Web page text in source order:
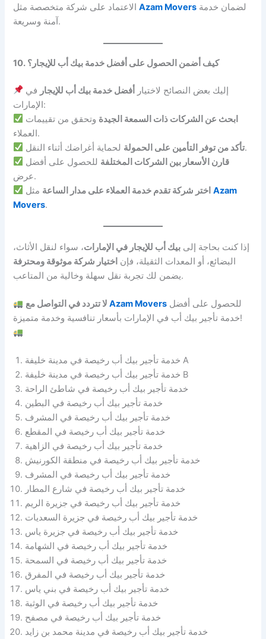
الاعتماد على شركة متخصصة مثلAzam Movers
آمنة وسريعة.
10. كيف أضمن الحصول على أفضل خدمة بيك أب للإيجار؟
إليك بعض النصائح لاختيار أفضل خدمة بيك أب للإيجار في
الإمارات:
ابحث عن الشركات ذات السمعة الجيدة وتحقق من تقييمات
العملاء.
تأكد من توفر التأمين على الحمولةلحماية أغراضك أثناء النقل.
قارن الأسعار بين الشركات المختلفة للحصول على أفضل
عرض.
اختر شركة تقدم خدمة العملاء على مدار الساعة مثلAzam
Movers.
إذا كنت بحاجة إلى بيك أب للإيجار في الإمارات، سواء لنقل الأثاث،
البضائع، أو المعدات الثقيلة، فإن اختيار شركة موثوقة ومحترفة
يضمن لك تجربة نقل سهلة وخالية من المتاعب.
لا تتردد في التواصل معAzam Movers
خدمة تأجير بيك أب في الإمارات بأسعار تنافسية وخدمة متميزة!
خدمة تأجير بيك أب رخيصة في مدينة خليفة A
خدمة تأجير بيك أب رخيصة في مدينة خليفة B
خدمة تأجير بيك أب رخيصة في شاطئ الراحة
خدمة تأجير بيك أب رخيصة في البطين
خدمة تأجير بيك أب رخيصة في المشرف
خدمة تأجير بيك أب رخيصة في المقطع
خدمة تأجير بيك أب رخيصة في الزاهية
خدمة تأجير بيك أب رخيصة في منطقة الكورنيش
خدمة تأجير بيك أب رخيصة في المشرف
خدمة تأجير بيك أب رخيصة في شارع المطار
خدمة تأجير بيك أب رخيصة في جزيرة الريم
خدمة تأجير بيك أب رخيصة في جزيرة السعديات
خدمة تأجير بيك أب رخيصة في جزيرة ياس
خدمة تأجير بيك أب رخيصة في الشهامة
خدمة تأجير بيك أب رخيصة في السمحة
خدمة تأجير بيك أب رخيصة في المفرق
خدمة تأجير بيك أب رخيصة في بني ياس
خدمة تأجير بيك أب رخيصة في الوثبة
خدمة تأجير بيك أب رخيصة في مصفح
خدمة تأجير بيك أب رخيصة في مدينة محمد بن زايد